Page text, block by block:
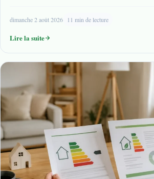
dimanche 2 août 2026 11 min de lecture
Lire la suite